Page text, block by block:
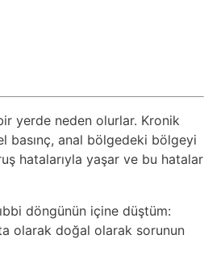
yerde neden olurlar. Kronik
anal bölgedeki bölgeyi
hatalarıyla yaşar ve bu hatalar
döngünün içine düştüm:
olarak doğal olarak sorunun